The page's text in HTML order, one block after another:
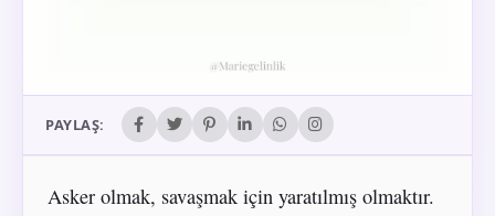
PAYLAŞ:
Asker olmak, savaşmak için yaratılmış olmaktır.